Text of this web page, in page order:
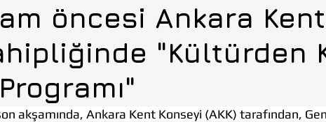
ESKİŞEHİR HATAY İSTANBUL İZMİR
YAZARLARI BİLİM VE TEKNOLOJİ GEZİ
öncesi Ankara
"Kültürden
akşamında, Ankara Kent Konseyi (AKK) tarafından,